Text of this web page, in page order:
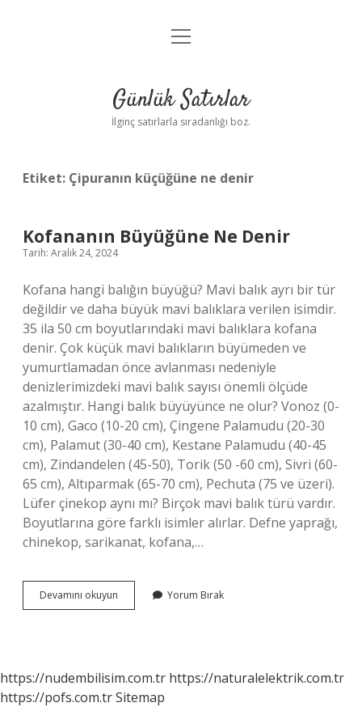
Anasayfa
Yasal Uyarı
menüyü
Günlük Satırlar
İlginç satırlarla sıradanlığı boz.
Etiket: Çipuranın küçüğüne ne denir
Kofananın Büyüğüne Ne Denir
Tarih: Aralık 24, 2024
Kofana hangi balığın büyüğü? Mavi balık ayrı bir tür
değildir ve daha büyük mavi balıklara verilen isimdir.
35 ila 50 cm boyutlarındaki mavi balıklara kofana
denir. Çok küçük mavi balıkların büyümeden ve
yumurtlamadan önce avlanması nedeniyle
denizlerimizdeki mavi balık sayısı önemli ölçüde
azalmıştır. Hangi balık büyüyünce ne olur? Vonoz (0-
10 cm), Gaco (10-20 cm), Çingene Palamudu (20-30
cm), Palamut (30-40 cm), Kestane Palamudu (40-45
cm), Zindandelen (45-50), Torik (50 -60 cm), Sivri (60-
65 cm), Altıparmak (65-70 cm), Pechuta (75 ve üzeri).
Lüfer çinekop aynı mı? Birçok mavi balık türü vardır.
Boyutlarına göre farklı isimler alırlar. Defne yaprağı,
chinekop, sarikanat, kofana,…
Devamını okuyun Kofananın
Büyüğüne
Yorum Bırak
https://nudembilisim.com.tr https://naturalelektrik.com.tr
https://pofs.com.trSitemap